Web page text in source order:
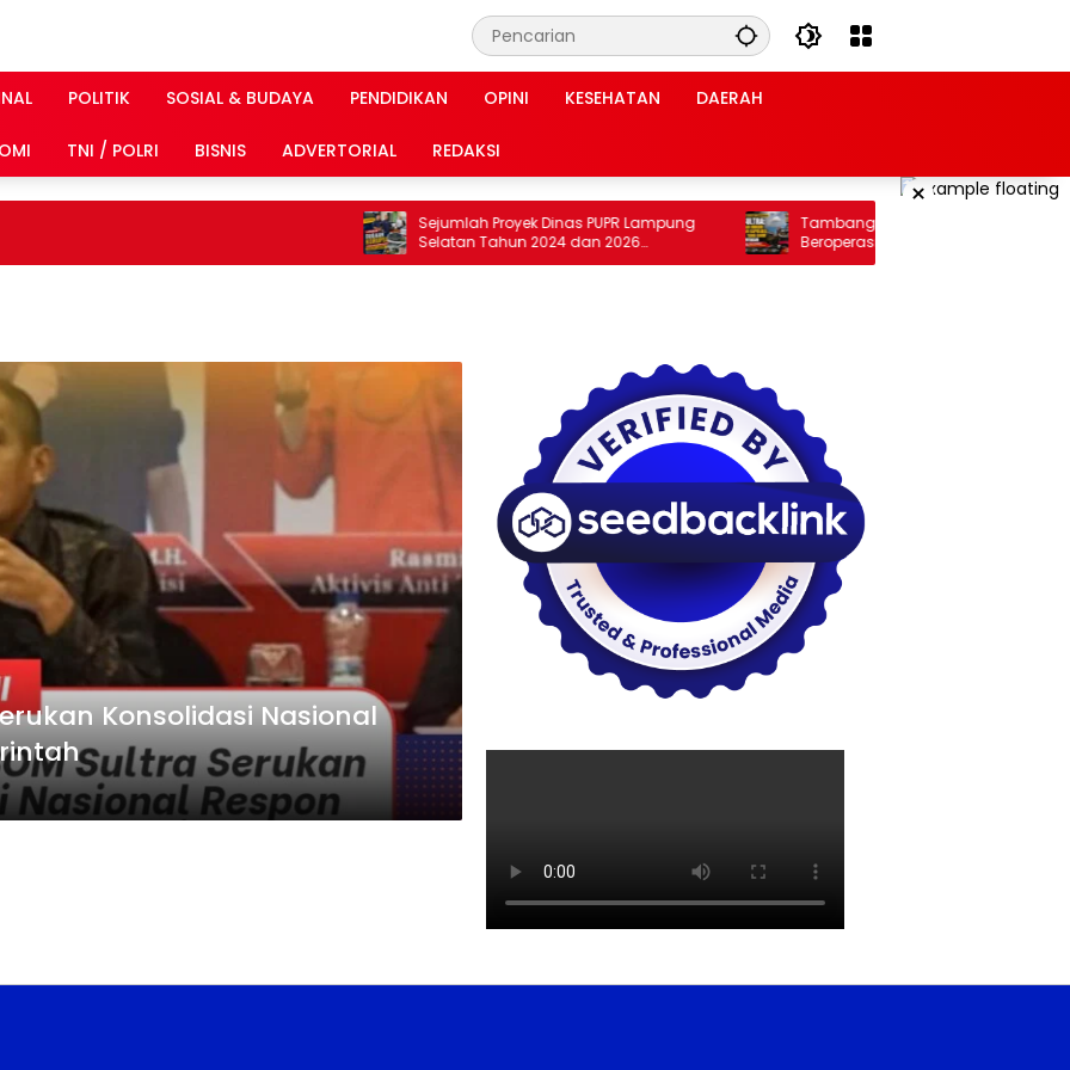
POLITIK SOSIAL & BUDAYA PENDIDIKAN OPINI KESEHATAN DAERAH
TNI / POLRI BISNIS ADVERTORIAL REDAKSI
×
Sejumlah Proyek Dinas PUPR Lampung
Selatan Tahun 2024 dan 2026
Dilaporkan DPP KAMPUD Ke Kejati
Tambang Galian C Diduga Ilegal Masih
Beroperasi, KIP Sultra: Kepastian Hukum di
Tangan Kapolres Konawe yang Baru
Konsolidasi Nasional